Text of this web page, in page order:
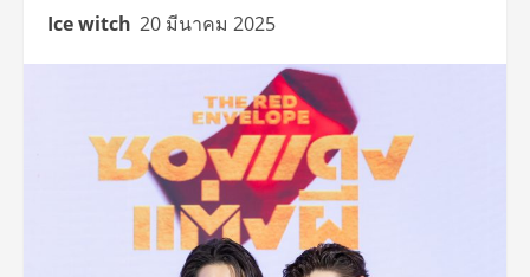
Ice witch 20 มีนาคม 2025